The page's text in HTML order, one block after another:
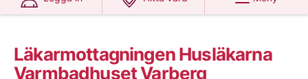
Läkarmottagningen Husläkarna
Varmbadhuset Varberg